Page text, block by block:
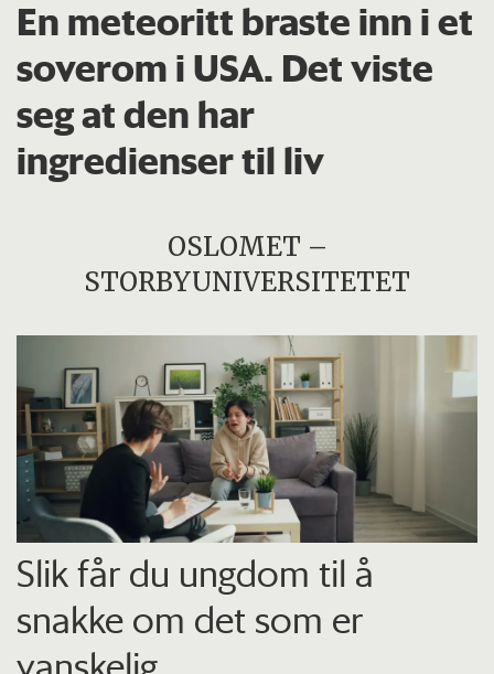
En meteoritt braste inn i et
soverom i USA. Det viste
seg at den har
ingredienser til liv
OSLOMET –
STORBYUNIVERSITETET
Slik får du ungdom til å
snakke om det som er